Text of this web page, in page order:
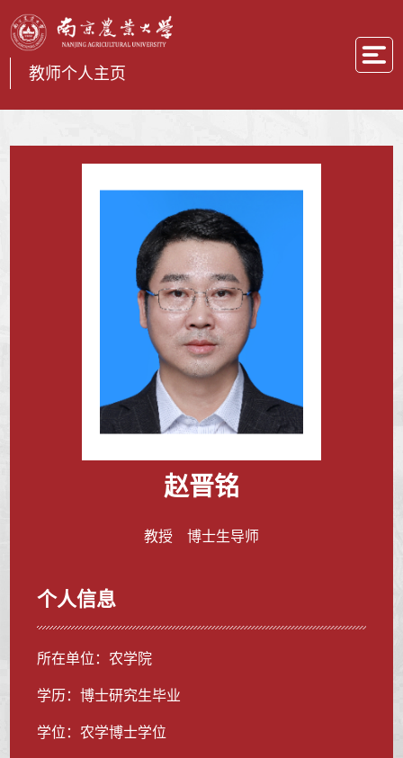
教师个人主页
赵晋铭
教授 博士生导师
个人信息
所在单位：农学院
学历：博士研究生毕业
学位：农学博士学位